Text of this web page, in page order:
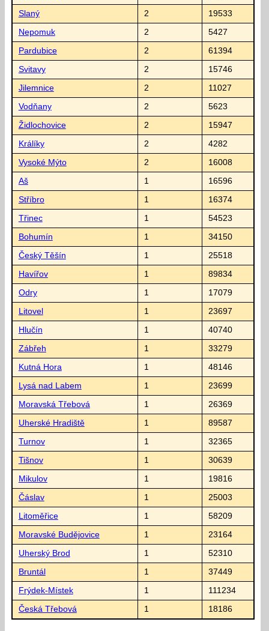
Slaný 2 19533
Nepomuk 2 5427
Pardubice 2 61394
Svitavy 2 15746
Jilemnice 2 11027
Vodňany 2 5623
Židlochovice 2 15947
Králíky 2 4282
Vysoké Mýto 2 16008
Aš 1 16596
Stříbro 1 16374
Třinec 1 54523
Bohumín 1 34150
Český Těšín 1 25518
Havířov 1 89834
Odry 1 17079
Litovel 1 23697
Hlučín 1 40740
Zábřeh 1 33279
Kutná Hora 1 48146
Lysá nad Labem 1 23699
Moravská Třebová 1 26369
Uherské Hradiště 1 89587
Turnov 1 32365
Tišnov 1 30639
Mikulov 1 19816
Čáslav 1 25003
Litoměřice 1 58209
Moravské Budějovice 1 23164
Uherský Brod 1 52310
Bruntál 1 37449
Frýdek-Místek 1 111234
Česká Třebová 1 18186